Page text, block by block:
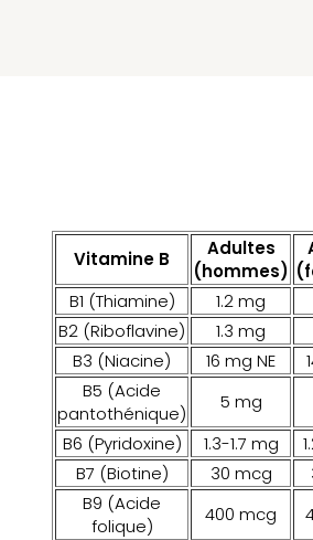
Vitamine B
Adultes
(hommes)
B1 (Thiamine)
1.2 mg
B2 (Riboflavine)
1.3 mg
B3 (Niacine)
16 mg NE
B5 (Acide
pantothénique)
5 mg
B6 (Pyridoxine)
1.3-1.7 mg
B7 (Biotine)
30 mcg
B9 (Acide
folique)
400 mcg